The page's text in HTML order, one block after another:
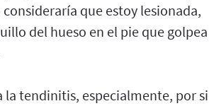
que estoy lesionada,
del hueso en el pie que golpea
tendinitis, especialmente, por si